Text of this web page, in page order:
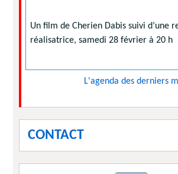
Un film de Cherien Dabis suivi d’une
réalisatrice, samedi 28 février à 20 h
L'agenda des derniers
CONTACT